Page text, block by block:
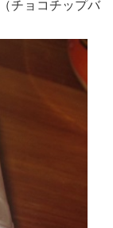
チョコチップバ